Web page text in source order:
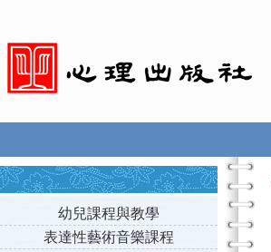
幼兒課程與教學
表達性藝術音樂課程